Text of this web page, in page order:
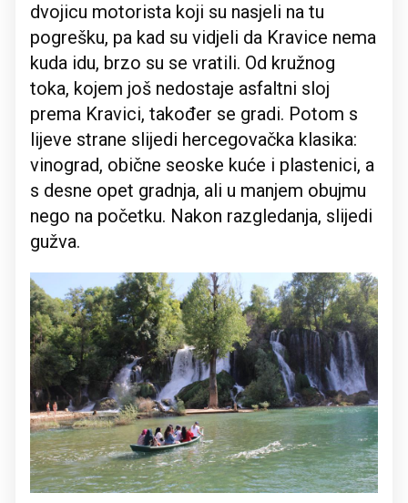
dvojicu motorista koji su nasjeli na tu
pogrešku, pa kad su vidjeli da Kravice nema
kuda idu, brzo su se vratili. Od kružnog
toka, kojem još nedostaje asfaltni sloj
prema Kravici, također se gradi. Potom s
lijeve strane slijedi hercegovačka klasika:
vinograd, obične seoske kuće i plastenici, a
s desne opet gradnja, ali u manjem obujmu
nego na početku. Nakon razgledanja, slijedi
gužva.